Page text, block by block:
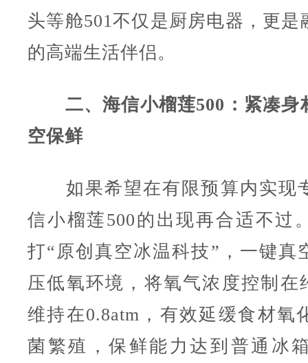
头等舱501不仅是厨房电器，更是
的高端生活伴侣。
二、海信小榴莲500：紧凑身
空保鲜
如果希望在有限预算内实现
信小榴莲500的出现再合适不过
打“原创真空冰温科技”，一键真
压低氧环境，将氧气浓度控制在
维持在0.8atm，有效延缓食材氧
菌繁殖，保鲜能力达到普通冰